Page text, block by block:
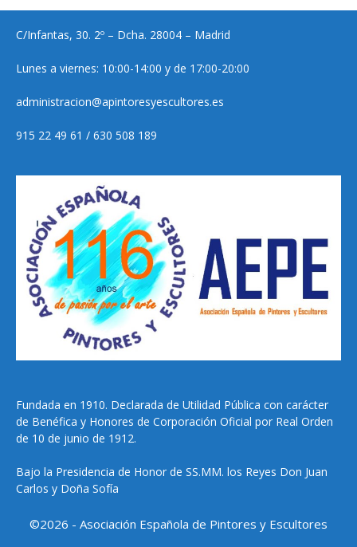
C/Infantas, 30. 2º – Dcha. 28004 – Madrid
Lunes a viernes: 10:00-14:00 y de 17:00-20:00
administracion@apintoresyescultores.es
915 22 49 61 / 630 508 189
Fundada en 1910. Declarada de Utilidad Pública con carácter
de Benéfica y Honores de Corporación Oficial por Real Orden
de 10 de junio de 1912.
Bajo la Presidencia de Honor de SS.MM. los Reyes Don Juan
Carlos y Doña Sofía
©2026 - Asociación Española de Pintores y Escultores